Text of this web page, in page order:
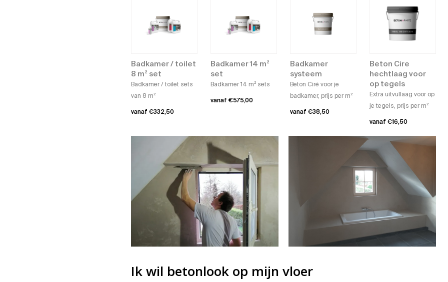
Badkamer / toilet
8 m² set
Badkamer / toilet sets
van 8 m²
vanaf €332,50
variaties.
Deze
optie
op
productpagina
Badkamer 14 m²
set
Badkamer 14 m² sets
vanaf €575,00
heeft
meerdere
variaties.
Deze
optie
kan
gekozen
worden
op
de
Badkamer
systeem
Beton Ciré voor je
badkamer, prijs per m²
vanaf €38,50
op
productpagina
Beton Cire
hechtlaag voor
op tegels
Extra uitvullaag voor op
je tegels, prijs per m²
vanaf €16,50
product
meerdere
variaties.
Deze
optie
kan
gekozen
worden
Ik wil betonlook op mijn vloer